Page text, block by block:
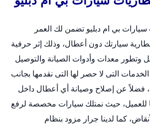
سيارات بي ام دبليو تضمن لك العمر
سيارتك دون أعطال، وذلك إثر حرفية
وتطور معدات وأدوات الصيانة والتوصيل
التى لا حصر لها التى نقدمها بجانب
فضلاً عن إصلاح وصيانة أي أعطال داخل
للعميل، حيث نمتلك سيارات مخصصة لرفع
كما لدينا جرار مزود بنظام